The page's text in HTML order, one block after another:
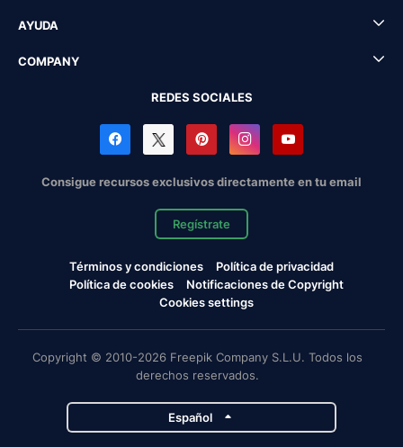
AYUDA
COMPANY
REDES SOCIALES
Consigue recursos exclusivos directamente en tu email
Regístrate
Términos y condiciones
Política de privacidad
Política de cookies
Notificaciones de Copyright
Cookies settings
Copyright © 2010-2026 Freepik Company S.L.U. Todos los
derechos reservados.
Español